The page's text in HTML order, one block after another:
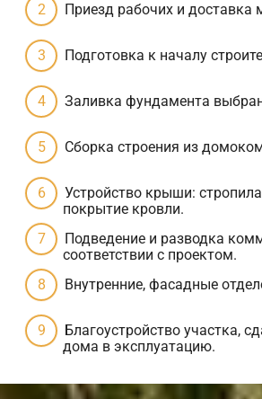
Приезд рабочих и доставка
Подготовка к началу
Заливка фундамента
Сборка строения из
Устройство крыши:
покрытие кровли.
Подведение и разводка
соответствии с проектом.
Внутренние, фасадные
Благоустройство участка,
дома в эксплуатацию.